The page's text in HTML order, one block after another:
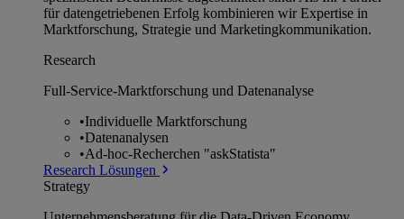
für datengetriebenen Erfolg kombinieren wir Expertise in
Marktforschung, Strategie und Marketingkommunikation.
Research
Full-Service-Marktforschung und Datenanalyse
•Individuelle Marktforschung
•Datenanalysen
•Ad-hoc-Recherchen "askStatista"
Research Lösungen
Strategy